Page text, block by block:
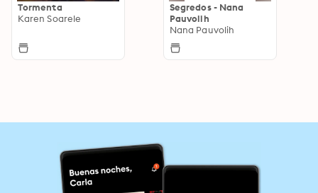
Tormenta
Karen Soarele
Segredos - Nana
Pauvolih
Nana Pauvolih